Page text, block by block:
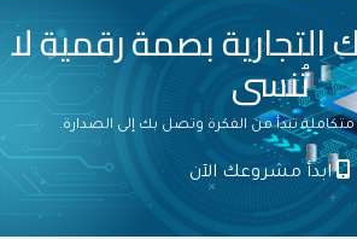
التجارية بصمة رقمية لا
تُنسى
ابدأ مشروعك الآن